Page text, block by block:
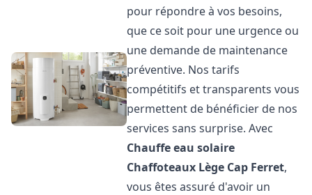
pour répondre à vos besoins,
que ce soit pour une urgence ou
une demande de maintenance
préventive. Nos tarifs
compétitifs et transparents vous
permettent de bénéficier de nos
services sans surprise. Avec
Chauffe eau solaire
Chaffoteaux Lège Cap Ferret,
vous êtes assuré d'avoir un